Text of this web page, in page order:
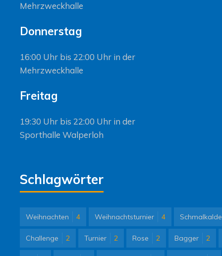
Mehrzweckhalle
Donnerstag
16:00 Uhr bis 22:00 Uhr in der
Mehrzweckhalle
Freitag
19:30 Uhr bis 22:00 Uhr in der
Sporthalle Walperloh
Schlagwörter
Weihnachten 4 Weihnachtsturnier 4
Challenge 2 Turnier 2 Rose 2 Bagger 2